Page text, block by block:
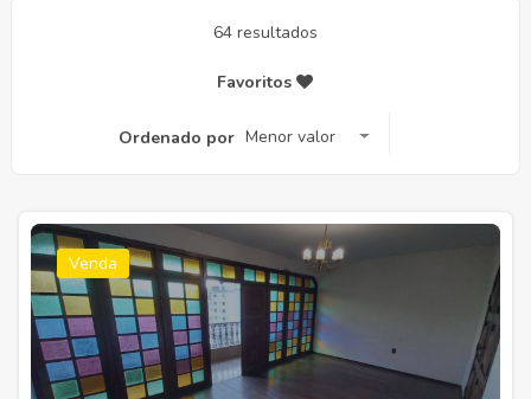
64 resultados
Favoritos
Ordenado por Menor valor
Venda